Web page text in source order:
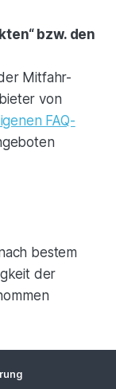
bzw. den
Mitfahr-
von
FAQ-
bestem
der